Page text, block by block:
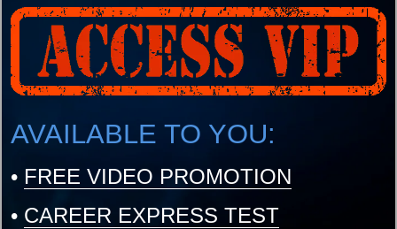
AVAILABLE TO YOU:
• FREE VIDEO PROMOTION
• CAREER EXPRESS TEST